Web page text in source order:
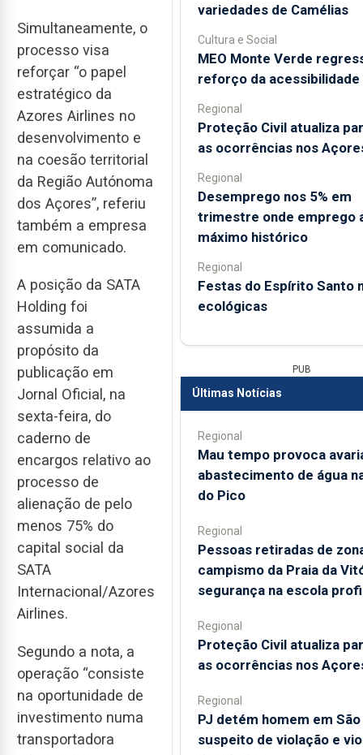
Simultaneamente, o
processo visa
reforçar “o papel
estratégico da
Azores Airlines no
desenvolvimento e
na coesão territorial
da Região Autónoma
dos Açores”, referiu
também a empresa
em comunicado.
A posição da SATA
Holding foi
assumida a
propósito da
publicação em
Jornal Oficial, na
sexta-feira, do
caderno de
encargos relativo ao
processo de
alienação de pelo
menos 75% do
capital social da
SATA
Internacional/Azores
Airlines.
Segundo a nota, a
operação “consiste
na oportunidade de
investimento numa
transportadora
variedades de Camélias
Cultura e Social
MEO Monte Verde
reforço da acessibilidade
Regional
Proteção Civil atualiza
as ocorrências nos
Regional
Desemprego nos 5% em
trimestre onde emprego
máximo histórico
Regional
Festas do Espírito Santo
ecológicas
PUB
Últimas Notícias
Regional
Mau tempo provoca
abastecimento de água
do Pico
Regional
Pessoas retiradas de
campismo da Praia da
segurança na escola
Regional
Proteção Civil atualiza
as ocorrências nos
Regional
PJ detém homem em
suspeito de violação e